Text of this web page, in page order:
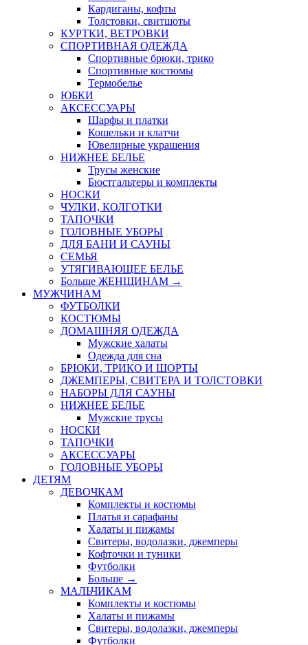
Кардиганы, кофты
Толстовки, свитшоты
КУРТКИ, ВЕТРОВКИ
СПОРТИВНАЯ ОДЕЖДА
Спортивные брюки, трико
Спортивные костюмы
Термобелье
ЮБКИ
AКСЕССУАРЫ
Шарфы и платки
Кошельки и клатчи
Ювелирные украшения
НИЖНЕЕ БЕЛЬЕ
Трусы женские
Бюстгальтеры и комплекты
НОСКИ
ЧУЛКИ, КОЛГОТКИ
ТАПОЧКИ
ГОЛОВНЫЕ УБОРЫ
ДЛЯ БАНИ И САУНЫ
СЕМЬЯ
УТЯГИВАЮЩЕЕ БЕЛЬЕ
Больше ЖЕНЩИНАМ →
МУЖЧИНАМ
ФУТБОЛКИ
КОСТЮМЫ
ДОМАШНЯЯ ОДЕЖДА
Мужские халаты
Одежда для сна
БРЮКИ, ТРИКО И ШОРТЫ
ДЖЕМПЕРЫ, СВИТЕРА И ТОЛСТОВКИ
НАБОРЫ ДЛЯ САУНЫ
НИЖНЕЕ БЕЛЬЕ
Мужские трусы
НОСКИ
ТАПОЧКИ
АКСЕССУАРЫ
ГОЛОВНЫЕ УБОРЫ
ДЕТЯМ
ДЕВОЧКАМ
Комплекты и костюмы
Платья и сарафаны
Халаты и пижамы
Свитеры, водолазки, джемперы
Кофточки и туники
Футболки
Больше →
МАЛЬЧИКАМ
Комплекты и костюмы
Халаты и пижамы
Свитеры, водолазки, джемперы
Футболки